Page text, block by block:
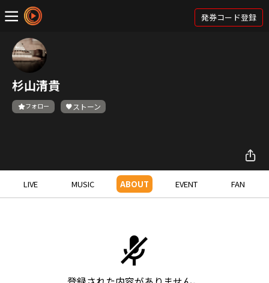
発券コード登録
杉山清貴
フォロー ストーン
LIVE MUSIC ABOUT EVENT FAN